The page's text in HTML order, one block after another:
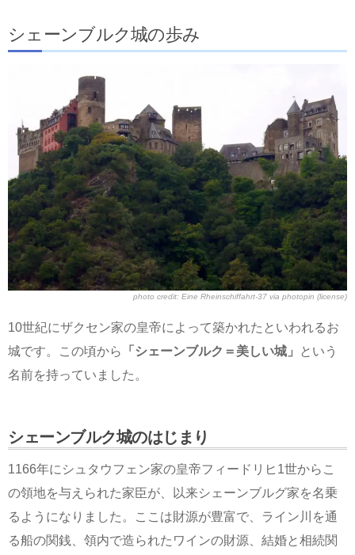
シェーンブルク城の歩み
photo credit: Eine Rheinschiffahrt-37 via photopin (license)
10世紀にザクセン家の皇帝によって築かれたといわれるお
城です。この頃から
「シェーンブルク＝美しい城」
という
名前を持っていました。
シェーンブルク城のはじまり
1166年にシュタウフェン家の皇帝フィードリヒ1世からこ
の領地を与えられた家臣が、以来シェーンブルグ家を名乗
るようになりました。ここは財源が豊富で、ライン川を通
る船の関銭、領内で造られたワインの財源、結婚と相続関